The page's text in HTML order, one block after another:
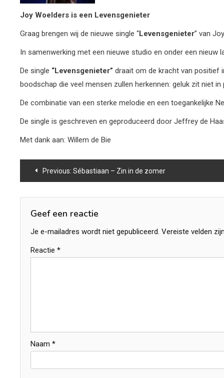
Joy Woelders is een Levensgenieter
Graag brengen wij de nieuwe single “Levensgenieter” van
In samenwerking met een nieuwe studio en onder een nieuw
De single “Levensgenieter” draait om de kracht van positief
boodschap die veel mensen zullen herkennen: geluk zit niet
De combinatie van een sterke melodie en een toegankelijke
De single is geschreven en geproduceerd door Jeffrey de
Met dank aan: Willem de Bie
Bericht
navigatie
Previous: Sébastiaan – Zin in de zomer
Geef een reactie
Je e-mailadres wordt niet gepubliceerd. Vereiste velden
Reactie *
Naam *